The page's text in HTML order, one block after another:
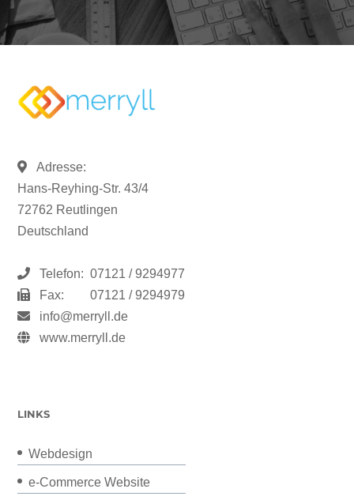
Adresse:
Hans-Reyhing-Str. 43/4
72762 Reutlingen
Deutschland
Telefon: 07121 / 9294977
Fax:
07121 / 9294979
info@merryll.de
www.merryll.de
LINKS
Webdesign
e-Commerce Website